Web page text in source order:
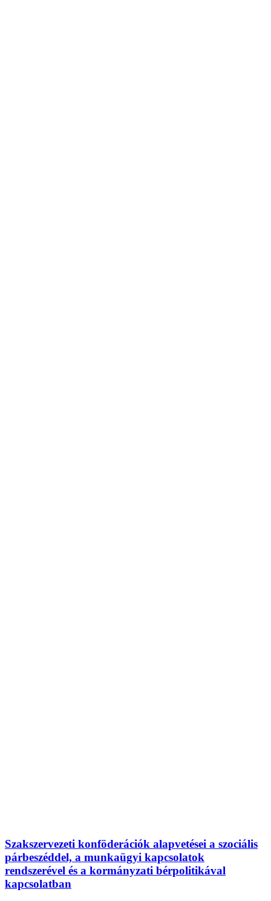
Szakszervezeti konföderációk alapvetései a szociális
párbeszéddel, a munkaügyi kapcsolatok
rendszerével és a kormányzati bérpolitikával
kapcsolatban